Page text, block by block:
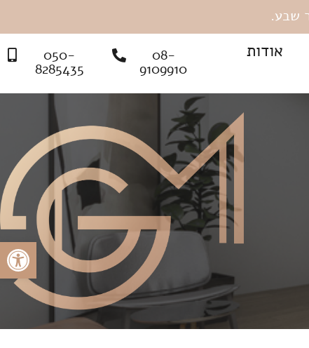
אודות
08-
9109910
050-
8285435